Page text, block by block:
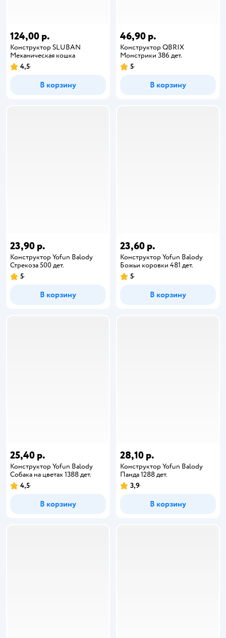
124,00 р.
Конструктор SLUBAN
Механическая кошка
4,5
В корзину
46,90 р.
Конструктор QBRIX
Монстрики 386 дет.
5
В корзину
23,90 р.
Конструктор Yofun Balody
Стрекоза 500 дет.
5
В корзину
23,60 р.
Конструктор Yofun Balody
Божьи коровки 481 дет.
5
В корзину
25,40 р.
Конструктор Yofun Balody
Собака на цветах 1388 дет.
4,5
В корзину
28,10 р.
Конструктор Yofun Balody
Панда 1288 дет.
3,9
В корзину